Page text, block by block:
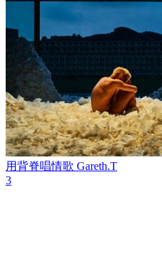
用背脊唱情歌 Gareth.T
3